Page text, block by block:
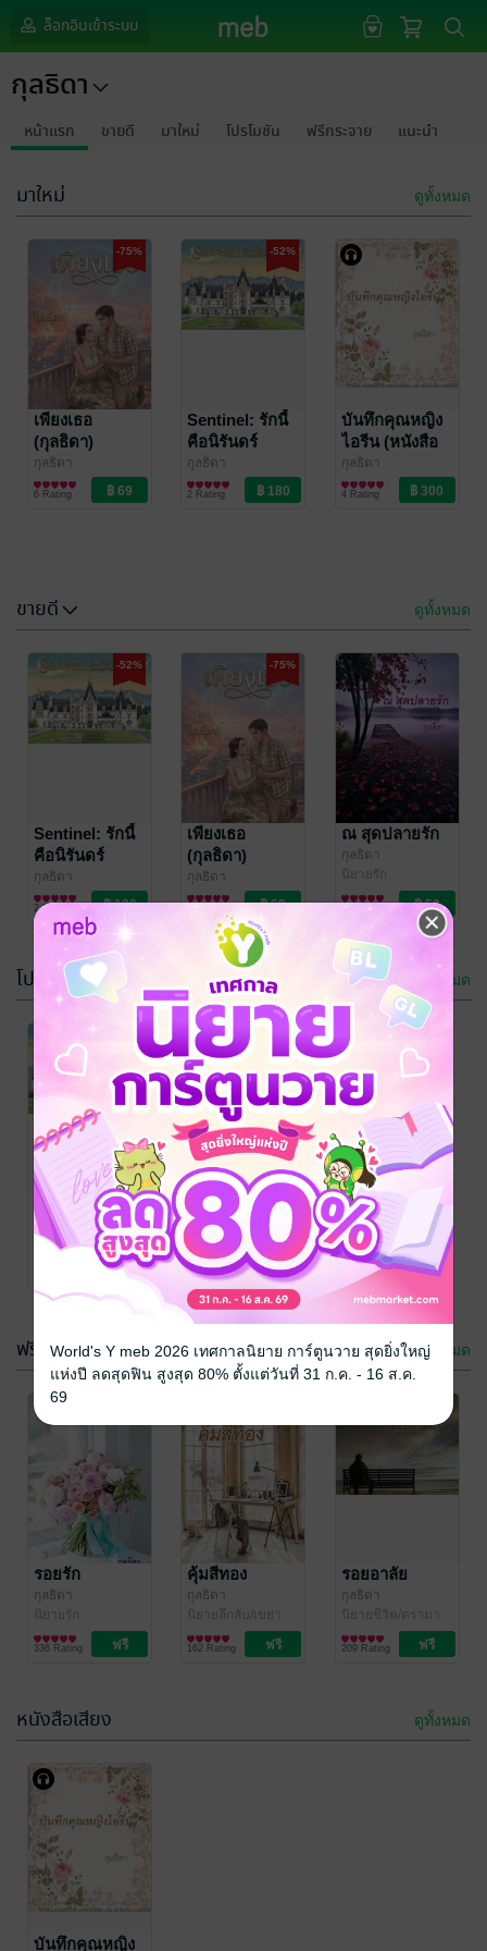
ล็อกอินเข้าระบบ
กุลธิดา
หน้าแรก ขายดี มาใหม่ โปรโมชัน ฟรีกระจาย แนะนำ
มาใหม่ ดูทั้งหมด
-75%
เพียงเธอ
(กุลธิดา)
กุลธิดา
นิยายรัก
6 Rating
-52%
Sentinel: รักนี้
คือนิรันดร์
กุลธิดา
นิยายรัก
2 Rating
บันทึกคุณหญิง
ไอรีน (หนังสือ
เสียง)
กุลธิดา
นิยายชีวิต/ดรามา
4 Rating
บาเคอร์
จำหลักไว้ใน
สายลม
กุลธิดา
นิยายรัก
19 Rating
ขายดี ดูทั้งหมด
-52%
Sentinel: รักนี้
คือนิรันดร์
กุลธิดา
นิยายรัก
2 Rating
-75%
เพียงเธอ
(กุลธิดา)
กุลธิดา
นิยายรัก
ณ สุดปลายรัก
กุลธิดา
นิยายรัก
220 Rating
ในฝั่งฝัน
กุลธิดา
นิยายรัก
65 Rating
บันทึกคุณหญิง
ไอรีน
กุลธิดา
นิยายชีวิต/ดรามา
162 Rating
โปรโมชัน ดูทั้งหมด
Sentinel: รักนี้
คือนิรันดร์
กุลธิดา
เวลาที่เหลือ 26 วัน
-75%
เพียงเธอ
(กุลธิดา)
กุลธิดา
นิยายรัก
7 Rating
เวลาที่เหลือ 84 วัน
ฟรีกระจาย ดูทั้งหมด
รอยรัก
กุลธิดา
นิยายรัก
336 Rating
คุ้มสีทอง
กุลธิดา
นิยายลึกลับ/เขย่า
ขวัญ
162 Rating
รอยอาลัย
กุลธิดา
นิยายชีวิต/ดรามา
209 Rating
ด้วยรักและ
กุลธิดา
หนังสือเสียง ดูทั้งหมด
บันทึกคุณหญิง
World's Y meb 2026 เทศกาลนิยาย การ์ตูนวาย สุดยิ่งใหญ่
แห่งปี ลดสุดฟิน สูงสุด 80% ตั้งแต่วันที่ 31 ก.ค. - 16 ส.ค.
69